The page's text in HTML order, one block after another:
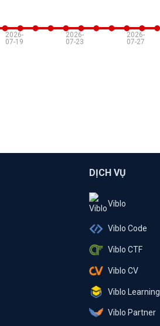
2026-
07-19
2026-
07-23
2026-
07-27
DỊCH VỤ
Viblo
Viblo Code
Viblo CTF
Viblo CV
Viblo Learning
Viblo Partner